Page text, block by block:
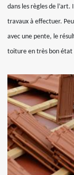
dans les règles de
travaux à effectuer.
avec une pente, le
toiture en très bon état